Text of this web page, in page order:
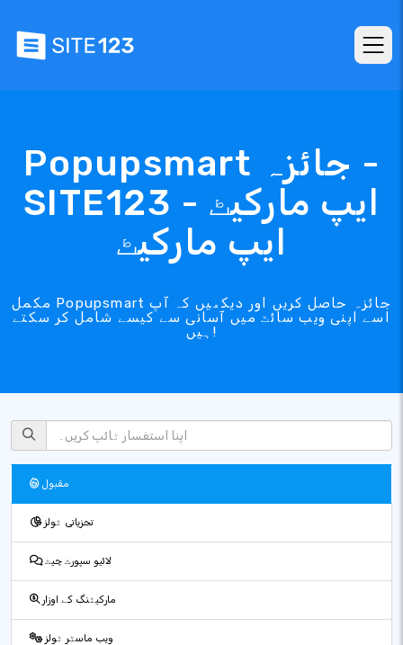
Popupsmart جائزہ -
SITE123 ایپ مارکیٹ -
ایپ مارکیٹ
مکمل Popupsmart جائزہ حاصل کریں اور دیکھیں کہ آپ
اسے اپنی ویب سائٹ میں آسانی سے کیسے شامل کر سکتے
ہیں!
مقبول
تجزیاتی ٹولز
لائیو سپورٹ چیٹ
مارکیٹنگ کے اوزار
ویب ماسٹر ٹولز